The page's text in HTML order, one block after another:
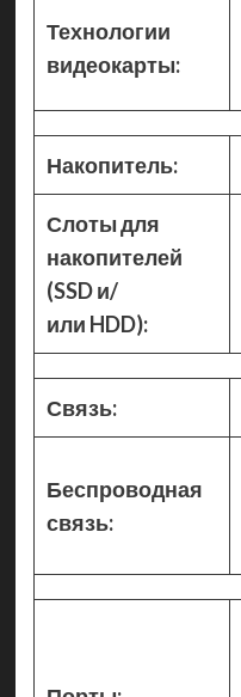
Технологии
видеокарты:
Накопитель:
Слоты для
накопителей
(SSD и/
или HDD):
Связь:
Беспроводная
связь: